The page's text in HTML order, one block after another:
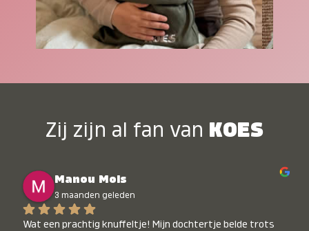
Zij zijn al fan van KOES
Manou Mols
3 maanden geleden
Wat een prachtig knuffeltje! Mijn dochtertje belde trots